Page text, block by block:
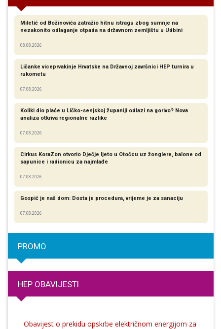
Miletić od Božinovića zatražio hitnu istragu zbog sumnje na
nezakonito odlaganje otpada na državnom zemljištu u Udbini
08.08.2026
Ličanke viceprvakinje Hrvatske na Državnoj završnici HEP turnira u
rukometu
07.08.2026
Koliki dio plaće u Ličko-senjskoj županiji odlazi na gorivo? Nova
analiza otkriva regionalne razlike​
07.08.2026
Cirkus KoraZon otvorio Dječje ljeto u Otočcu uz žonglere, balone od
sapunice i radionicu za najmlađe
07.08.2026
Gospić je naš dom: Dosta je procedura, vrijeme je za sanaciju
07.08.2026
PROMO
HEP OBAVIJESTI
Obavijest o prekidu opskrbe električnom energijom za